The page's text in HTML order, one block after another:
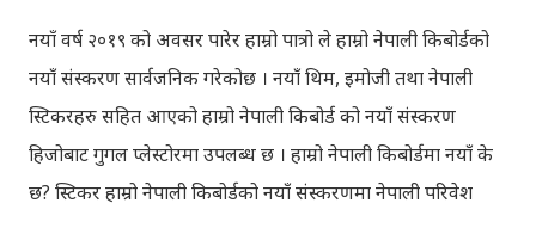
नयाँ वर्ष २०१९ को अवसर पारेर हाम्रो पात्रो ले हाम्रो नेपाली किबोर्डको
नयाँ संस्करण सार्वजनिक गरेकोछ । नयाँ थिम, इमोजी तथा नेपाली
स्टिकरहरु सहित आएको हाम्रो नेपाली किबोर्ड को नयाँ संस्करण
हिजोबाट गुगल प्लेस्टोरमा उपलब्ध छ । हाम्रो नेपाली किबोर्डमा नयाँ के
छ? स्टिकर हाम्रो नेपाली किबोर्डको नयाँ संस्करणमा नेपाली परिवेश